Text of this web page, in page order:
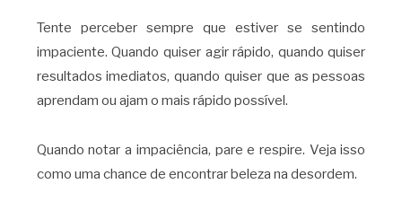
Tente perceber sempre que estiver se sentindo
impaciente. Quando quiser agir rápido, quando quiser
resultados imediatos, quando quiser que as pessoas
aprendam ou ajam o mais rápido possível.
Quando notar a impaciência, pare e respire. Veja isso
como uma chance de encontrar beleza na desordem.